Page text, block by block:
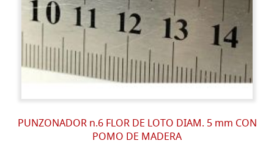
PUNZONADOR n.6 FLOR DE LOTO DIAM. 5 mm CON
POMO DE MADERA